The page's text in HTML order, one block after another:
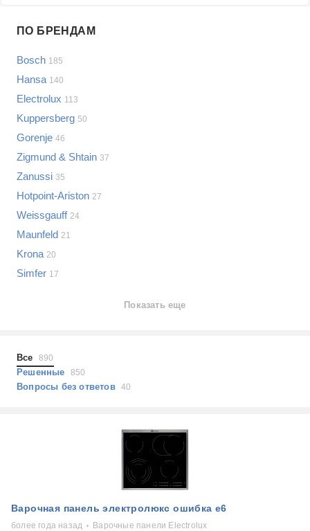
LG
Sony
Bosch
Asus
Lenovo
Indesit
JBL
Показать еще
Проблемы по категориям
Варочные панели
Сотовые телефоны
Планшеты
Наушники
Выберите...
не включается
самопроизвольное выключение
самостоятельный ремонт
выдает ошибку
плохо работает
ПО БРЕНДАМ
Bosch 185
Hansa 140
Electrolux 113
Kuppersberg 50
Gorenje 46
Zigmund & Shtain 37
Zanussi 35
Hotpoint-Ariston 27
Weissgauff 24
Maunfeld 21
Krona 20
Simfer 17
Показать еще
Все 890
Решенные 850
Вопросы без ответов40
Варочная панель электролюкс ошибка е6
более года назад Варочные панели Electrolux